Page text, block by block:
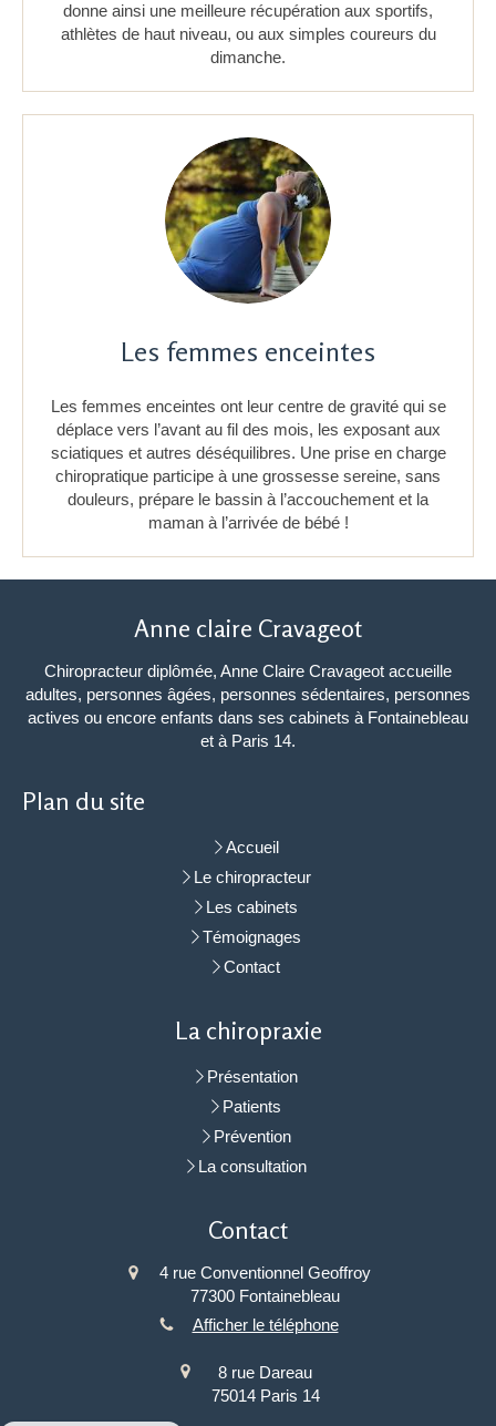
donne ainsi une meilleure récupération aux sportifs,
athlètes de haut niveau, ou aux simples coureurs du
dimanche.
Les femmes enceintes
Les femmes enceintes ont leur centre de gravité qui se
déplace vers l’avant au fil des mois, les exposant aux
sciatiques et autres déséquilibres. Une prise en charge
chiropratique participe à une grossesse sereine, sans
douleurs, prépare le bassin à l’accouchement et la
maman à l’arrivée de bébé !
Anne claire Cravageot
Chiropracteur diplômée, Anne Claire Cravageot accueille
adultes, personnes âgées, personnes sédentaires, personnes
actives ou encore enfants dans ses cabinets à Fontainebleau
et à Paris 14.
Plan du site
Accueil
Le chiropracteur
Les cabinets
Témoignages
Contact
La chiropraxie
Présentation
Patients
Prévention
La consultation
Contact
4 rue Conventionnel Geoffroy
77300 Fontainebleau
Afficher le téléphone
8 rue Dareau
75014 Paris 14